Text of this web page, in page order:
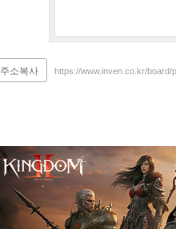
주소복사 https://www.inven.co.kr/board/